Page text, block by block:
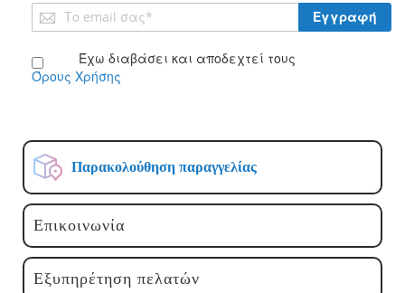
Παρακολούθηση παραγγελίας
Επικοινωνία
Εξυπηρέτηση πελατών
Εγγραφή
στο
Δελτίο: Έχω διαβάσει και αποδεχτεί τους
Όρους Χρήσης
Εγγραφή